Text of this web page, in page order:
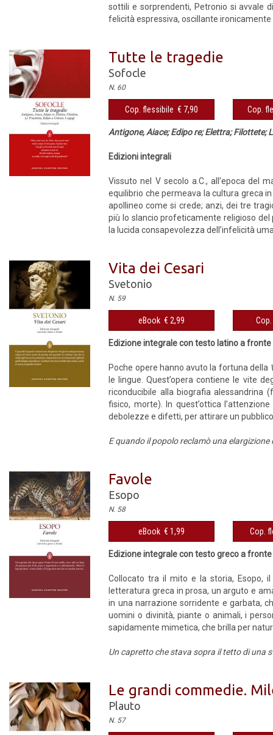
sottili e sorprendenti, Petronio si avvale
felicità espressiva, oscillante ironicamente
Tutte le tragedie
Sofocle
N. 60
Cop. flessibile € 7,90 Cop.
Antigone, Aiace; Edipo re; Elettra; Filottete;
Edizioni integrali
Vissuto nel V secolo a.C., all’epoca del
equilibrio che permeava la cultura greca
apollineo come si crede; anzi, dei tre
più lo slancio profeticamente religioso
la lucida consapevolezza dell’infelicità
Vita dei Cesari
Svetonio
N. 59
eBook € 2,99
Edizione integrale con testo latino a fronte
Poche opere hanno avuto la fortuna della
le lingue. Quest’opera contiene le vite
riconducibile alla biografia alessandrina
fisico, morte). In quest’ottica
debolezze e difetti, per attirare un
E quando il popolo reclamò una
Favole
Esopo
N. 58
eBook € 1,99 Cop.
Edizione integrale con testo greco a fronte
Collocato tra il mito e la storia, Esopo, il
letteratura greca in prosa, un arguto e
in una narrazione sorridente e garbata,
uomini o divinità, piante o animali, i
sapidamente mimetica, che brilla per
Un capretto che stava sopra il tetto di una
Le grandi commedie.
Plauto
N. 57